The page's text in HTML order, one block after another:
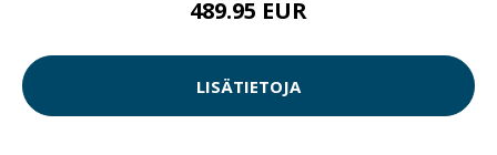
489.95 EUR
LISÄTIETOJA